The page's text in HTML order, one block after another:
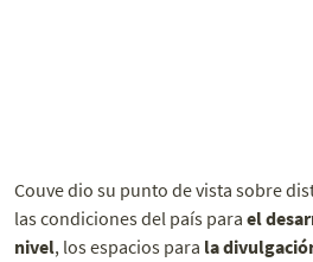
Couve dio su punto de vista sobre
las condiciones del país para el
nivel, los espacios para la